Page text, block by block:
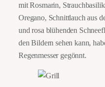
mit Rosmarin,
Oregano, Schnittlauch aus
und rosa blühenden
den Bildern sehen kann,
Regenmesser gegönnt.